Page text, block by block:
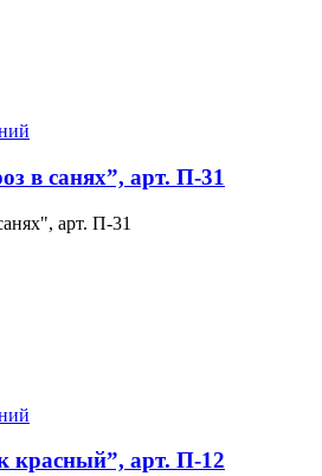
в санях”, арт. П-31
арт. П-31
красный”, арт. П-12